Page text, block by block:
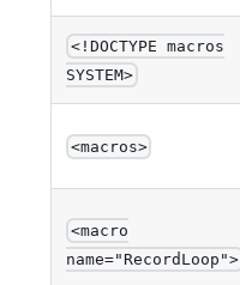
<!DOCTYPE macros
SYSTEM>
<macros>
<macro
name="RecordLoop">